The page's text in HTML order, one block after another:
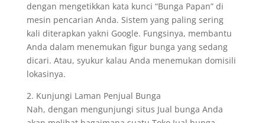
dengan mengetikkan kata kunci “Bunga Papan” di
mesin pencarian Anda. Sistem yang paling sering
kali diterapkan yakni Google. Fungsinya, membantu
Anda dalam menemukan figur bunga yang sedang
dicari. Atau, syukur kalau Anda menemukan domisili
lokasinya.
2. Kunjungi Laman Penjual Bunga
Nah, dengan mengunjungi situs Jual bunga Anda